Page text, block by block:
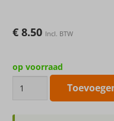
€ 8.50 Incl. BTW
op voorraad
lelie